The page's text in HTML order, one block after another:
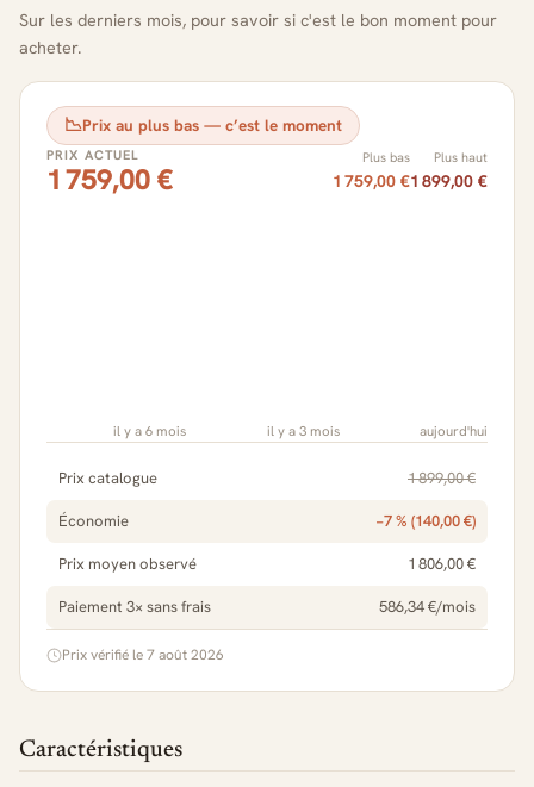
Sur les derniers mois, pour savoir si c'est le bon moment pour
acheter.
📉Prix au plus bas — c’est le moment
PRIX ACTUEL
1 759,00 €
Plus bas
1 759,00 €
Plus haut
1 899,00 €
il y a 6 mois il y a 3 mois aujourd'hui
Prix catalogue 1 899,00 €
Économie −7 % (140,00 €)
Prix moyen observé 1 806,00 €
Paiement 3× sans frais 586,34 €/mois
Prix vérifié le 7 août 2026
Caractéristiques